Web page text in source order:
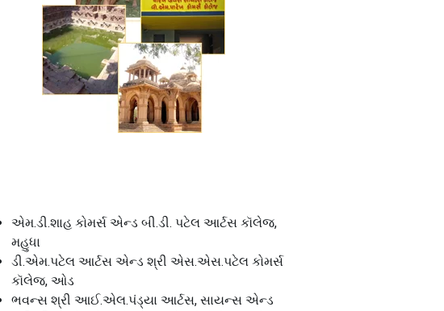
એમ.ડી.શાહ કોમર્સ એન્ડ બી.ડી. પટેલ આર્ટસ કૉલેજ,
મહુધા
ડી.એમ.પટેલ આર્ટસ એન્ડ શ્રી એસ.એસ.પટેલ કોમર્સ
કૉલેજ, ઓડ
ભવન્સ શ્રી આઈ.એલ.પંડ્યા આર્ટસ, સાયન્સ એન્ડ